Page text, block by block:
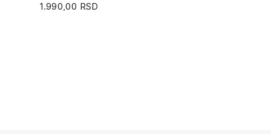
1.990,00 RSD